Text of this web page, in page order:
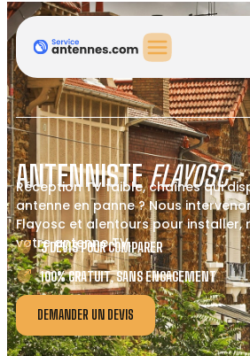
ANTENNISTEFLAYOSC
Réception TV faible, chaînes qui
antenne en panne ? Nous
Flayosc et alentours pour installer,
votre antenne TV.
3 DEVIS POUR COMPARER
100% GRATUIT, SANS ENGAGEMENT
DEMANDER UN DEVIS